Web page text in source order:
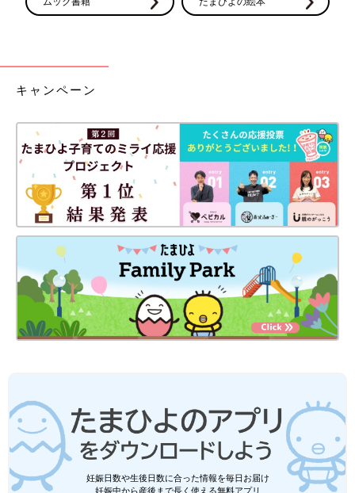
キャンペーン
妊娠日数や生後日数に合った情報を毎日お届け
妊娠中から産後まで長く使える無料アプリ